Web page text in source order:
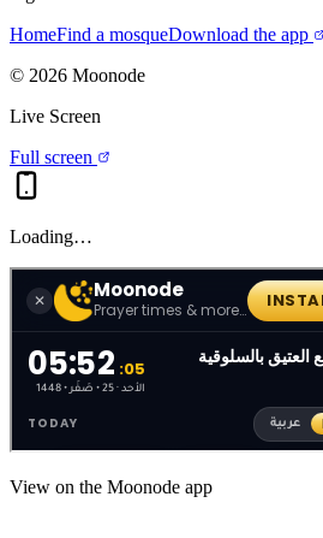
HomeFind a mosqueDownload the app
© 2026 Moonode
Live Screen
Full screen
Loading…
View on the Moonode app